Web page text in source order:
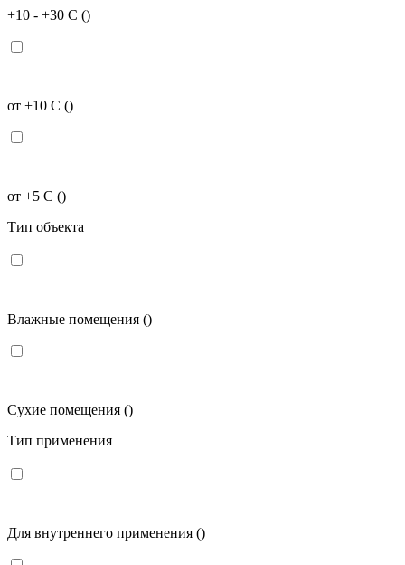
+10 - +30 C ()
от +10 C ()
от +5 C ()
Тип объекта
Влажные помещения ()
Сухие помещения ()
Тип применения
Для внутреннего применения ()